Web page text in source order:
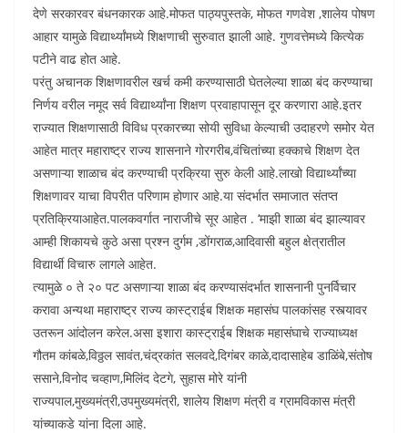
देणे सरकारवर बंधनकारक आहे.मोफत पाठ्यपुस्तके, मोफत गणवेश ,शालेय पोषण
आहार यामुळे विद्यार्थ्यांमध्ये शिक्षणाची सुरुवात झाली आहे. गुणवत्तेमध्ये कित्येक
पटीने वाढ होत आहे.
परंतु अचानक शिक्षणावरील खर्च कमी करण्यासाठी घेतलेल्या शाळा बंद करण्याचा
निर्णय वरील नमूद सर्व विद्यार्थ्यांना शिक्षण प्रवाहापासून दूर करणारा आहे.इतर
राज्यात शिक्षणासाठी विविध प्रकारच्या सोयी सुविधा केल्याची उदाहरणे समोर येत
आहेत मात्र महाराष्ट्र राज्य शासनाने गोरगरीब,वंचितांच्या हक्काचे शिक्षण देत
असणाऱ्या शाळाच बंद करण्याची प्रक्रिया सुरु केली आहे.लाखो विद्यार्थ्यांच्या
शिक्षणावर याचा विपरीत परिणाम होणार आहे.या संदर्भात समाजात संतप्त
प्रतिक्रियाआहेत.पालकवर्गात नाराजीचे सूर आहेत . ‘माझी शाळा बंद झाल्यावर
आम्ही शिकायचे कुठे असा प्रश्न दुर्गम ,डोंगराळ,आदिवासी बहुल क्षेत्रातील
विद्यार्थी विचारु लागले आहेत.
त्यामुळे ० ते २० पट असणाऱ्या शाळा बंद करण्यासंदर्भात शासनानी पुनर्विचार
करावा अन्यथा महाराष्ट्र राज्य कास्ट्राईब शिक्षक महासंघ पालकांसह रस्त्यावर
उतरून आंदोलन करेल.असा इशारा कास्ट्राईब शिक्षक महासंघाचे राज्याध्यक्ष
गौतम कांबळे,विठ्ठल सावंत,चंद्रकांत सलवदे,दिगंबर काळे,दादासाहेब डाळिंबे,संतोष
ससाने,विनोद चव्हाण,मिलिंद देटगे, सुहास मोरे यांनी
राज्यपाल,मुख्यमंत्री,उपमुख्यमंत्री, शालेय शिक्षण मंत्री व ग्रामविकास मंत्री
यांच्याकडे यांना दिला आहे.